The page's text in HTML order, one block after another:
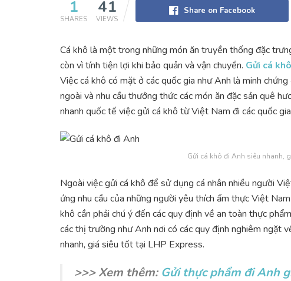
1
SHARES
41
VIEWS
Share on Facebook
Cá khô là một trong những món ăn truyền thống đặc
còn vì tính tiện lợi khi bảo quản và vận chuyển. Gửi cá
Việc cá khô có mặt ở các quốc gia như Anh là minh
ngoài và nhu cầu thưởng thức các món ăn đặc sản quê
nhanh quốc tế việc gửi cá khô từ Việt Nam đi các quốc
Gửi cá khô đi Anh siêu nhanh,
Ngoài việc gửi cá khô để sử dụng cá nhân nhiều người
ứng nhu cầu của những người yêu thích ẩm thực Việt
khô cần phải chú ý đến các quy định về an toàn thực
các thị trường như Anh nơi có các quy định nghiêm ngặt
nhanh, giá siêu tốt tại LHP Express.
>>> Xem thêm:Gửi thực phẩm đi Anh